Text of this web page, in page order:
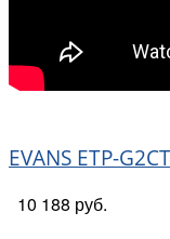
EVANS ETP-
10 188 руб.